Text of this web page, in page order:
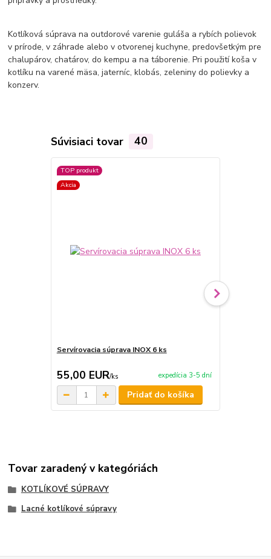
Kotlíková súprava na outdorové varenie guláša a rybích polievok
v prírode, v záhrade alebo v otvorenej kuchyne, predovšetkým pre
chalupárov, chatárov, do kempu a na táborenie. Pri použití koša v
kotlíku na varené mäsa, jaterníc, klobás, zeleniny do polievky a
konzerv.
Súvisiaci tovar 40
TOP produkt
Akcia
Servírovacia súprava INOX 6 ks
55,00 EUR/ks expedícia 3-5 dní
Pridať do košíka
Tovar zaradený v kategóriách
KOTLÍKOVÉ SÚPRAVY
Lacné kotlíkové súpravy